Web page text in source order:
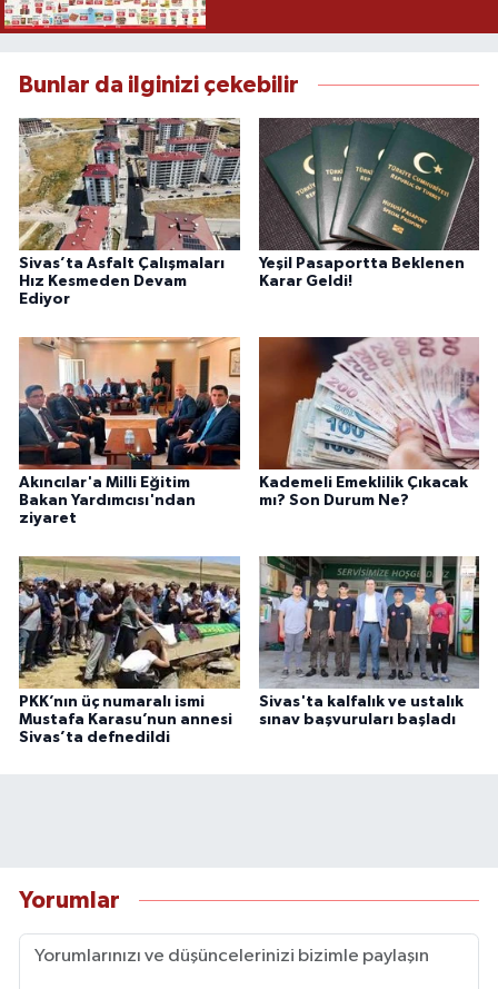
Bunlar da ilginizi çekebilir
Sivas’ta Asfalt Çalışmaları
Hız Kesmeden Devam
Ediyor
Yeşil Pasaportta Beklenen
Karar Geldi!
Akıncılar'a Milli Eğitim
Bakan Yardımcısı'ndan
ziyaret
Kademeli Emeklilik Çıkacak
mı? Son Durum Ne?
PKK’nın üç numaralı ismi
Mustafa Karasu’nun annesi
Sivas’ta defnedildi
Sivas'ta kalfalık ve ustalık
sınav başvuruları başladı
Yorumlar